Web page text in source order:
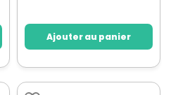
Ajouter au panier